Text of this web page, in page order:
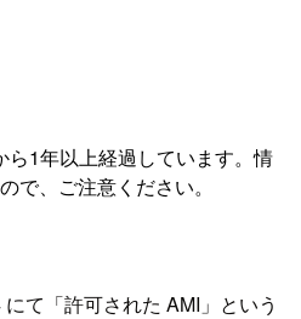
ら1年以上経過しています。情
で、ご注意ください。
て「許可された AMI」という